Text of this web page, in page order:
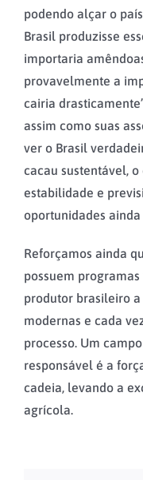
podendo alçar o
Brasil produzisse
importaria
provavelmente a
cairia
assim como suas
ver o Brasil
cacau sustentável,
estabilidade e
oportunidades
Reforçamos ainda
possuem
produtor brasileiro
modernas e cada
processo. Um
responsável é a
cadeia, levando a
agrícola.